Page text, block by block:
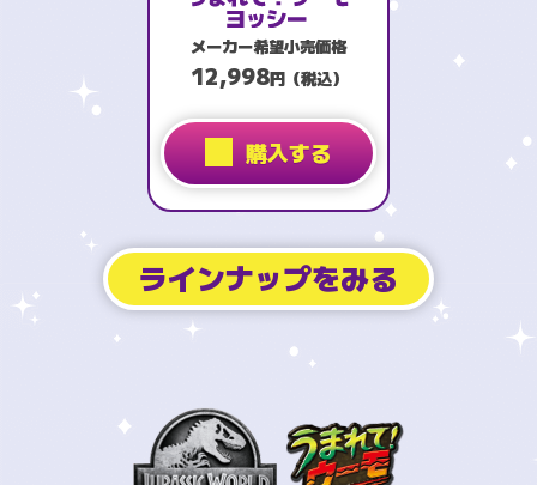
メーカー希望小売価格
12,998円（税込）
購入する
ラインナップをみる